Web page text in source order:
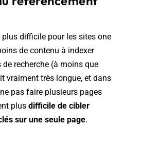
plus difficile pour les sites one
de contenu à indexer
recherche (à moins que
vraiment très longue, et dans
pas faire plusieurs pages
plus difficile de cibler
sur une seule page.